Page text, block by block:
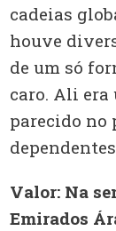
cadeias
houve
de um só
caro. Ali era
parecido no
Valor: Na
Emirados